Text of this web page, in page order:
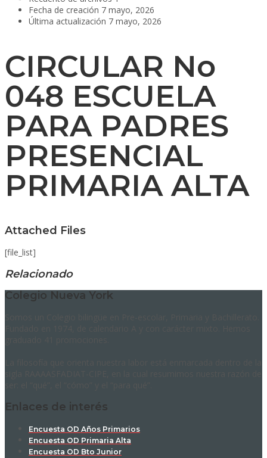
Fecha de creación 7 mayo, 2026
Última actualización 7 mayo, 2026
CIRCULAR No
048 ESCUELA
PARA PADRES
PRESENCIAL
PRIMARIA ALTA
Attached Files
[file_list]
Relacionado
Colegio Nueva York
Enlaces de interés
Encuesta OD Años Primarios
Encuesta OD Primaria Alta
Encuesta OD Bto Junior